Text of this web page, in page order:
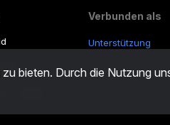
bieten. Durch die Nutzung
Verbunden als
Unterstützung
Sonstige